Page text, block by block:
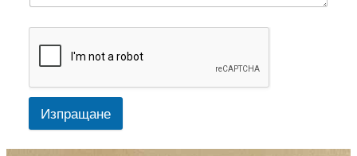
Изпращане